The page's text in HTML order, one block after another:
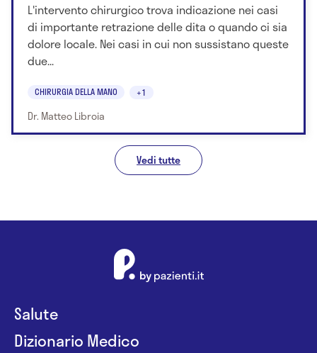
L'intervento chirurgico trova indicazione nei casi
di importante retrazione delle dita o quando ci sia
dolore locale. Nei casi in cui non sussistano queste
due...
CHIRURGIA DELLA MANO +1
Dr. Matteo Libroia
Vedi tutte
Salute
Dizionario Medico